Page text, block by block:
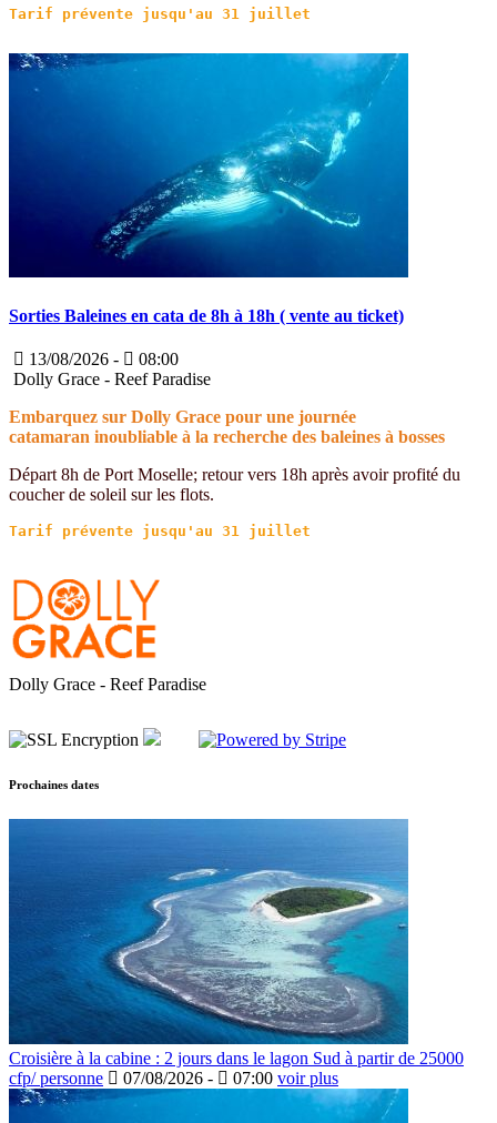
Sorties Baleines en cata de 8h à 18h ( vente au ticket)
13/08/2026 -
08:00
Dolly Grace - Reef Paradise
Embarquez sur Dolly Grace pour une journée
catamaran inoubliable à la recherche des baleines à bosses
Départ 8h de Port Moselle; retour vers 18h après avoir profité du
coucher de soleil sur les flots.
Dolly Grace - Reef Paradise
Prochaines dates
Croisière à la cabine : 2 jours dans le lagon Sud à partir de 25000
cfp/ personne
07/08/2026 - 07:00 voir plus